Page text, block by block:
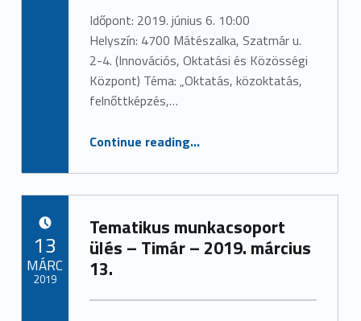
Időpont: 2019. június 6. 10:00
Helyszín: 4700 Mátészalka, Szatmár u.
2-4. (Innovációs, Oktatási és Közösségi
Központ) Téma: „Oktatás, közoktatás,
felnőttképzés,…
Continue reading“Tematikus munkacsoport ülés – Mátészalka – 2019. június 6.”…
Tematikus munkacsoport
ülés – Timár – 2019. március
13.
13
MÁRC
2019